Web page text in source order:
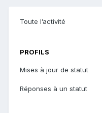
Toute l’activité
PROFILS
Mises à jour de statut
Réponses à un statut